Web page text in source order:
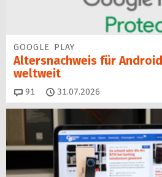
GOOGLE PLAY
Altersnachweis für
weltweit
91 Kommentare
31.07.2026